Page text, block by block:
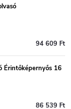
94 609 Ft
Érintőképernyős 16
86 539 Ft